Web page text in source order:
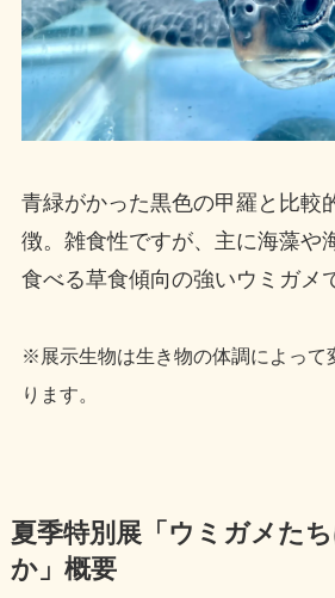
青緑がかった黒色の甲羅と比較
徴。雑食性ですが、主に海藻や
食べる草食傾向の強いウミガメ
※展示生物は生き物の体調によって
ります。
夏季特別展「ウミガメた
か」概要